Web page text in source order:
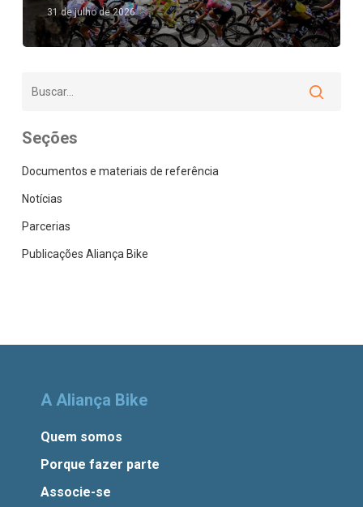
31 de julho de 2026
Seções
Documentos e materiais de referência
Notícias
Parcerias
Publicações Aliança Bike
A Aliança Bike
Quem somos
Porque fazer parte
Associe-se